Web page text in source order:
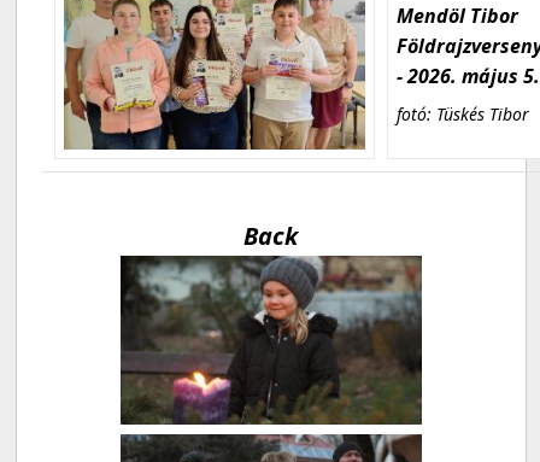
Mendöl Tibor
- 2026. május 5.
fotó: Tüskés Tibor
Back